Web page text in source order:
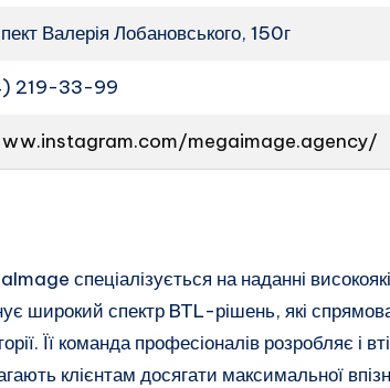
Валерія Лобановського, 150г
219-33-99
megaimage.agency/
спеціалізується на наданні
широкий спектр BTL-рішень, які
Її команда професіоналів розробляє і
клієнтам досягати максимальної